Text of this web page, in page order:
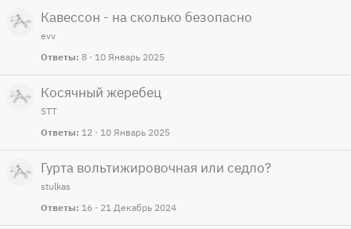
Кавессон - на сколько безопасно
evv
Ответы 8 10 Январь 2025
Косячный жеребец
STT
Ответы 12 10 Январь 2025
Гурта вольтижировочная или седло?
stulkas
Ответы 16 21 Декабрь 2024